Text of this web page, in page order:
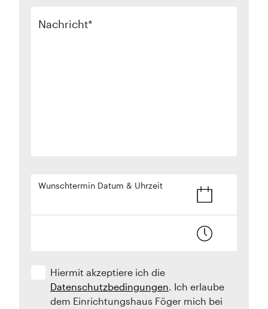
Nachricht
Wunschtermin Datum & Uhrzeit
Hiermit akzeptiere ich die
Datenschutzbedingungen. Ich erlaube
dem Einrichtungshaus Föger mich bei